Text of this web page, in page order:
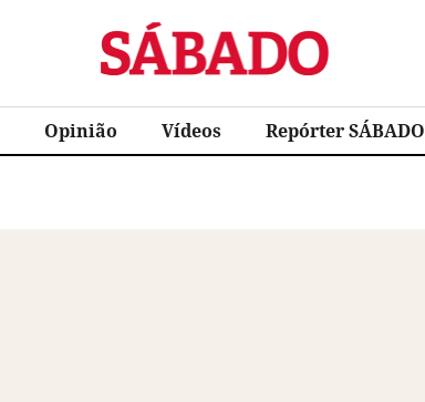
Sábado
Opinião Vídeos Repórter SÁBADO